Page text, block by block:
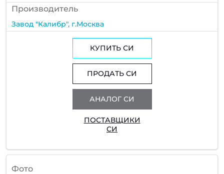
Производитель
Завод "Калибр", г.Москва
КУПИТЬ СИ
ПРОДАТЬ СИ
АНАЛОГ СИ
ПОСТАВЩИКИ
СИ
Фото